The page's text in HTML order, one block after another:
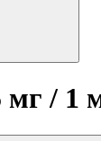
мг / 1